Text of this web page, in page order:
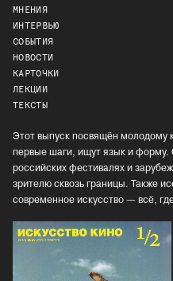
МНЕНИЯ
ИНТЕРВЬЮ
СОБЫТИЯ
НОВОСТИ
КАРТОЧКИ
ЛЕКЦИИ
ТЕКСТЫ
Этот выпуск посвящён молодому
первые шаги, ищут язык и
российских фестивалях и
зрителю сквозь границы. Также
современное искусство — всё,